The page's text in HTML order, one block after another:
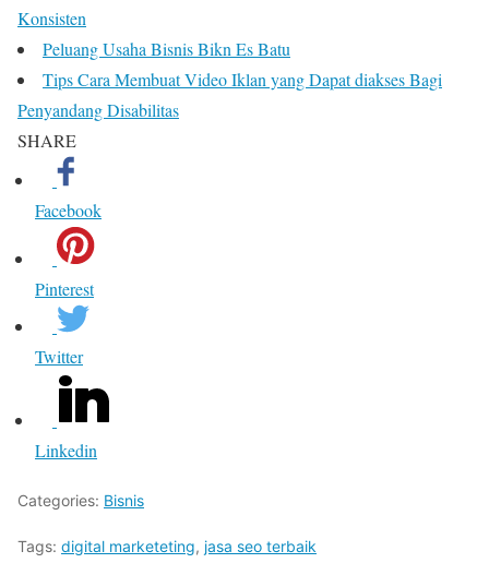
Konsisten
Peluang Usaha Bisnis Bikn Es Batu
Tips Cara Membuat Video Iklan yang Dapat diakses Bagi
Penyandang Disabilitas
SHARE
Facebook
Pinterest
Twitter
Linkedin
Categories: Bisnis
Tags: digital marketeting, jasa seo terbaik